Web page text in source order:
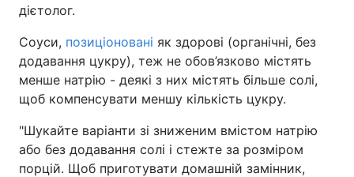
дієтолог.
Соуси, позиціоновані як здорові (органічні, без
додавання цукру), теж не обов’язково містять
менше натрію - деякі з них містять більше солі,
щоб компенсувати меншу кількість цукру.
"Шукайте варіанти зі зниженим вмістом натрію
або без додавання солі і стежте за розміром
порцій. Щоб приготувати домашній замінник,